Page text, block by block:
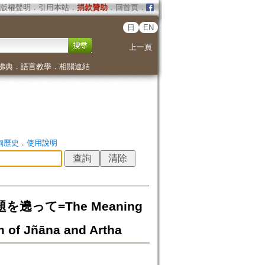
版權聲明 ． 引用本站． 捐款贊助．回首頁．
日 EN
上一頁
典． 語言教學． 相關連結
歷史 ． 使用說明
を遶って=The Meaning
of Jñāna and Artha